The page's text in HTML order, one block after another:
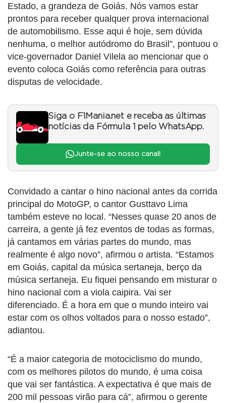
Estado, a grandeza de Goiás. Nós vamos estar
prontos para receber qualquer prova internacional
de automobilismo. Esse aqui é hoje, sem dúvida
nenhuma, o melhor autódromo do Brasil”, pontuou o
vice-governador Daniel Vilela ao mencionar que o
evento coloca Goiás como referência para outras
disputas de velocidade.
Siga o F1Mania.net e receba as últimas
notícias da Fórmula 1 pelo WhatsApp.
Junte-se ao nosso canal!
Convidado a cantar o hino nacional antes da corrida
principal do MotoGP, o cantor Gusttavo Lima
também esteve no local. “Nesses quase 20 anos de
carreira, a gente já fez eventos de todas as formas,
já cantamos em várias partes do mundo, mas
realmente é algo novo”, afirmou o artista. “Estamos
em Goiás, capital da música sertaneja, berço da
música sertaneja. Eu fiquei pensando em misturar o
hino nacional com a viola caipira. Vai ser
diferenciado. É a hora em que o mundo inteiro vai
estar com os olhos voltados para o nosso estado”,
adiantou.
“É a maior categoria de motociclismo do mundo,
com os melhores pilotos do mundo, é uma coisa
que vai ser fantástica. A expectativa é que mais de
200 mil pessoas virão para cá”, afirmou o gerente